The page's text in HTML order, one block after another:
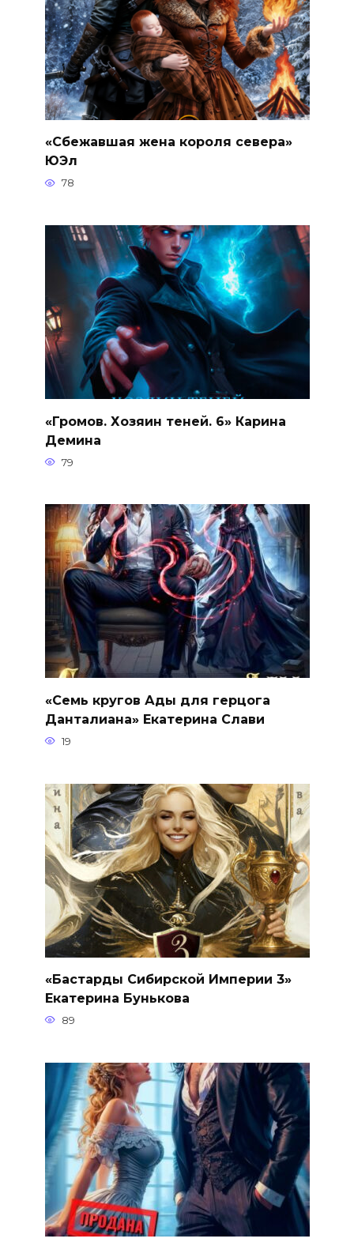
«Сбежавшая жена короля севера»
ЮЭл
78
«Громов. Хозяин теней. 6» Карина
Демина
79
«Семь кругов Ады для герцога
Данталиана» Екатерина Слави
19
«Бастарды Сибирской Империи 3»
Екатерина Бунькова
89